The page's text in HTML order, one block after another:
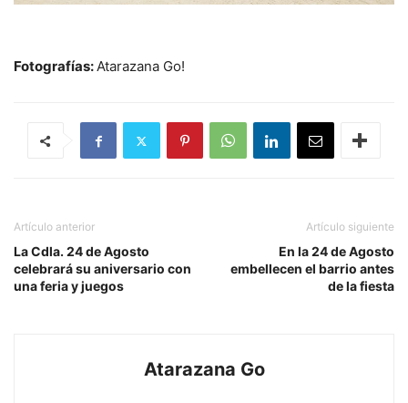
Fotografías:Atarazana Go!
Artículo anterior
La Cdla. 24 de Agosto
celebrará su aniversario con
una feria y juegos
Artículo siguiente
En la 24 de Agosto
embellecen el barrio antes
de la fiesta
Atarazana Go